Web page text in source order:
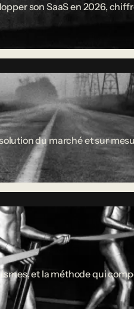
son SaaS en 2026,
du marché et sur
et la méthode qui